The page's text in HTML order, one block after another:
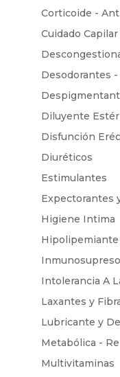
Corticoide -
Cuidado Capilar
Desodorantes
Diluyente
Disfunción
Diuréticos
Estimulantes
Expectorantes
Higiene Intima
Hipolipemiante
Intolerancia A
Laxantes y
Lubricante y
Metabólica -
Multivitaminas